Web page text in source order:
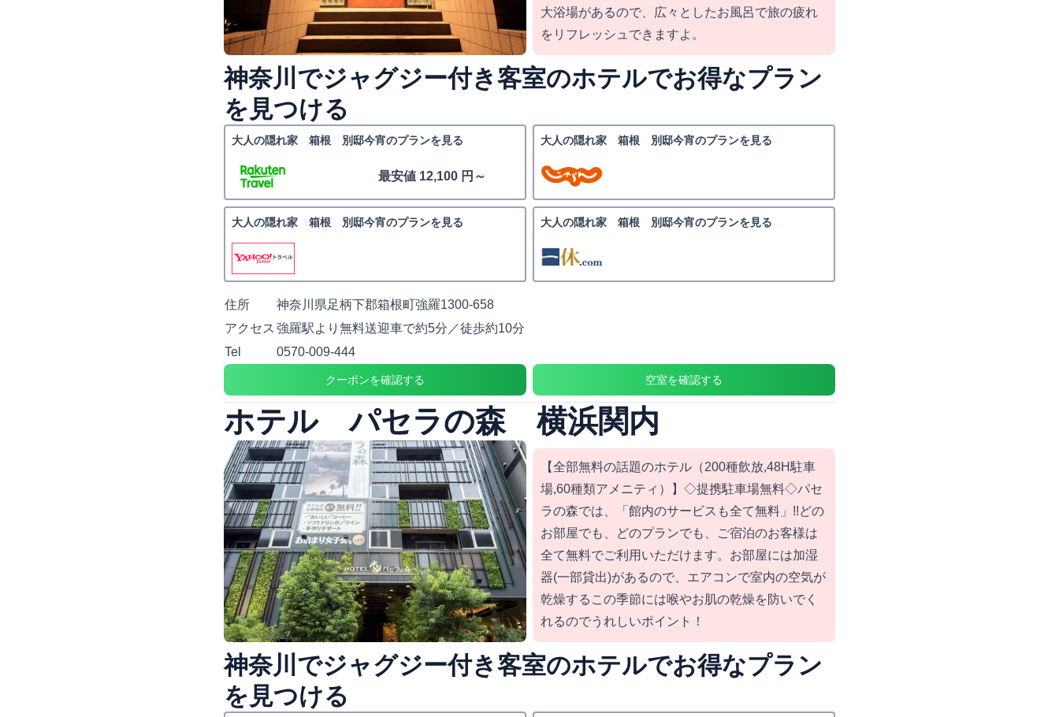
大浴場があるので、広々としたお風呂で旅の疲れ
をリフレッシュできますよ。
神奈川でジャグジー付き客室のホテルでお得なプラン
を見つける
大人の隠れ家 箱根 別邸今宵のプランを見る
最安値 12,100 円～
大人の隠れ家 箱根 別邸今宵のプランを見る
大人の隠れ家 箱根 別邸今宵のプランを見る 大人の隠れ家 箱根 別邸今宵のプランを見る
住所
神奈川県足柄下郡箱根町強羅1300-658
アクセス 強羅駅より無料送迎車で約5分／徒歩約10分
Tel
0570-009-444
クーポンを確認する 空室を確認する
ホテル パセラの森 横浜関内
【全部無料の話題のホテル（200種飲放,48H駐車
場,60種類アメニティ）】◇提携駐車場無料◇パセ
ラの森では、「館内のサービスも全て無料」!!どの
お部屋でも、どのプランでも、ご宿泊のお客様は
全て無料でご利用いただけます。お部屋には加湿
器(一部貸出)があるので、エアコンで室内の空気が
乾燥するこの季節には喉やお肌の乾燥を防いでく
れるのでうれしいポイント！
神奈川でジャグジー付き客室のホテルでお得なプラン
を見つける